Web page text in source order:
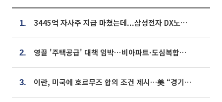
1. 3445억 자사주 지급 마쳤는데...삼성전자 DX노조, 뒤늦은 '떼쓰기 집회'
2. 영끌 '주택공급' 대책 임박⋯비아파트·도심복합까지 총동원
3. 이란, 미국에 호르무즈 합의 조건 제시…美 “경기 아직 안 끝나” [종합]